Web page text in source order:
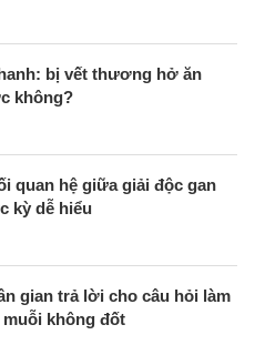
bị vết thương hở ăn
không?
quan hệ giữa giải độc gan
kỳ dễ hiểu
gian trả lời cho câu hỏi làm
muỗi không đốt